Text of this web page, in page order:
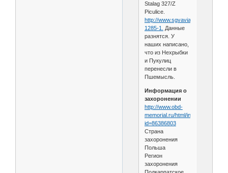
Stalag 327/Z
Piculice.
http://www.sgvavia.ru/forum/78-
1285-1. Данные
разнятся. У
наших написано,
что из Нехрыбки
и Пукулиц
перенесли в
Пшемысль.
Информация о
захоронении
http://www.obd-
memorial.ru/html/info.htm?
id=86386803
Страна
захоронения
Польша
Регион
захоронения